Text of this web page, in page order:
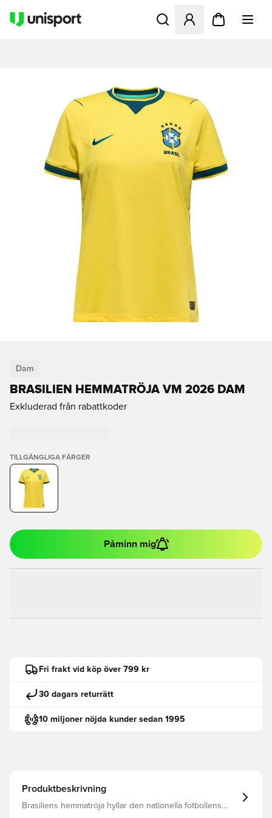
Öppnar en Modal för att
Dam
BRASILIEN HEMMATRÖJA VM 2026 DAM
Exkluderad från rabattkoder
TILLGÄNGLIGA FÄRGER
Påminn mig
Fri frakt vid köp över 799 kr
30 dagars returrätt
10 miljoner nöjda kunder sedan 1995
Produktbeskrivning
Brasiliens hemmatröja hyllar den nationella fotbollens